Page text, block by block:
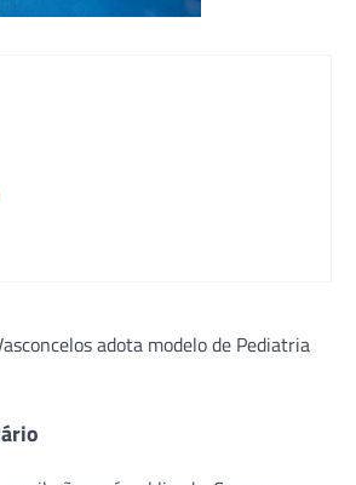
adota modelo de Pediatria